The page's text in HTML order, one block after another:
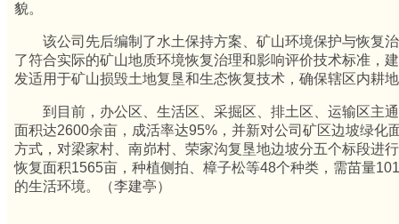
貌。
该公司先后编制了水土保持方案、矿山环境保护与恢复治
了符合实际的矿山地质环境恢复治理和影响评价技术标准，
发适用于矿山损毁土地复垦和生态恢复技术，确保辖区内耕
到目前，办公区、生活区、采掘区、排土区、运输区主通
面积达2600余亩，成活率达95%，并新对公司矿区边坡绿化
方式，对梁家村、南峁村、荣家沟复垦地边坡分五个标段进
恢复面积1565亩，种植侧拍、樟子松等48个种类，需苗量
的生活环境。（李建亭）